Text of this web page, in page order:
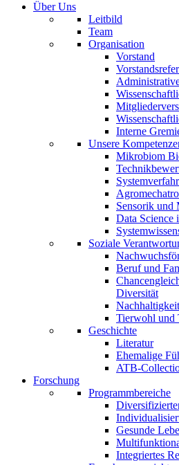
Über Uns
Leitbild
Team
Organisation
Vorstand
Interne
Unsere
Mikrobiom
Sensorik und
Data Science
Soziale
Beruf und
Diversität
Nachhaltigkeit
Tierwohl und
Geschichte
Literatur
Ehemalige
ATB-
Forschung
Programmbereiche
Gesunde
Integriertes